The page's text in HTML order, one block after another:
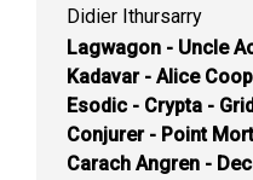
Didier Ithursarry
Lagwagon - Uncle
Kadavar - Alice
Esodic - Crypta -
Conjurer - Point
Carach Angren -